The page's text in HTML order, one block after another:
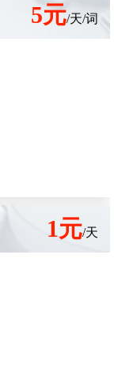
5元/天/词
1元/天